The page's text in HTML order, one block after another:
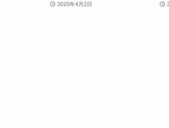
2015年4月2日